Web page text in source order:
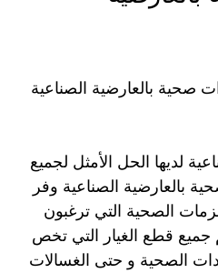
بالعارضية الصناعية
لديها الحل الأمثل لجميع
بالعارضية الصناعية وفر
الصحية التي ترغبون
جميع قطع الغيار التي تخص
الصحية و حتى الغسالات